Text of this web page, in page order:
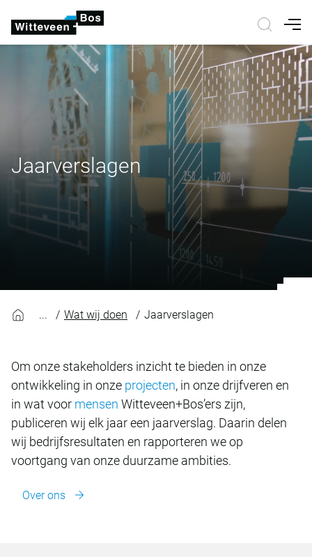
Jaarverslagen
Wat wij doen Jaarverslagen
Om onze stakeholders inzicht te bieden in onze
ontwikkeling in onze projecten, in onze drijfveren en
in wat voor mensen Witteveen+Bos’ers zijn,
publiceren wij elk jaar een jaarverslag. Daarin delen
wij bedrijfsresultaten en rapporteren we op
voortgang van onze duurzame ambities.
Over ons